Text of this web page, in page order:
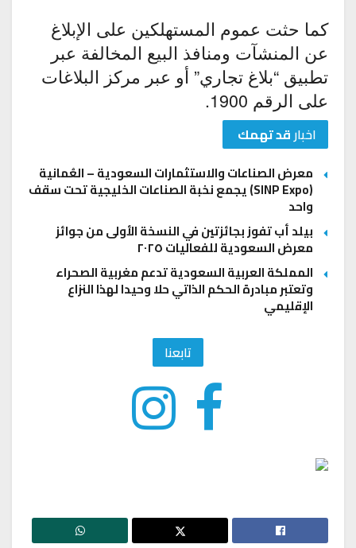
كما حثت عموم المستهلكين على الإبلاغ
عن المنشآت ومنافذ البيع المخالفة عبر
تطبيق “بلاغ تجاري” أو عبر مركز البلاغات
على الرقم 1900.
اخبارقد تهمك
معرض الصناعات والاستثمارات السعودية – العُمانية
(SINP Expo) يجمع نخبة الصناعات الخليجية تحت سقف
واحد
بيلد أب تفوز بجائزتين في النسخة الأولى من جوائز
معرض السعودية للفعاليات ٢٠٢٥
المملكة العربية السعودية تدعم مغربية الصحراء
وتعتبر مبادرة الحكم الذاتي حلا وحيدا لهذا النزاع
الإقليمي
تابعنا